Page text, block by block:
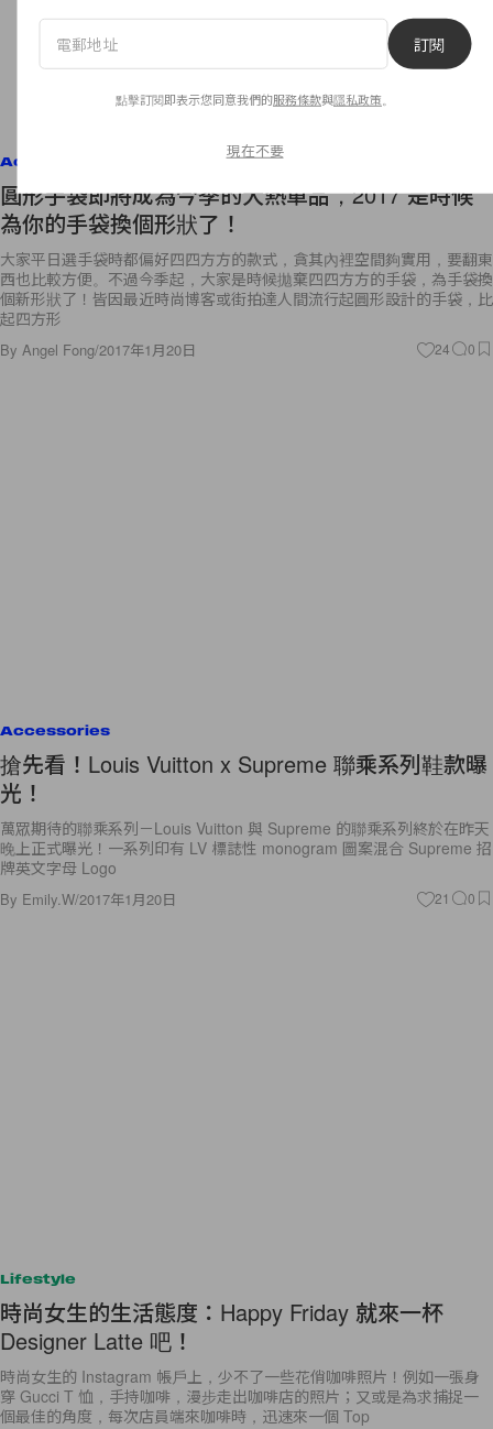
Accessories
圓形手袋即將成為今季的大熱單品，2017 是時候
為你的手袋換個形狀了！
大家平日選手袋時都偏好四四方方的款式，貪其內裡空間夠實用，要翻東
西也比較方便。不過今季起，大家是時候拋棄四四方方的手袋，為手袋換
個新形狀了！皆因最近時尚博客或街拍達人間流行起圓形設計的手袋，比
起四方形
By Angel Fong/2017年1月20日 24 0
Accessories
搶先看！Louis Vuitton x Supreme 聯乘系列鞋款曝
光！
萬眾期待的聯乘系列－Louis Vuitton 與 Supreme 的聯乘系列終於在昨天
晚上正式曝光！一系列印有 LV 標誌性 monogram 圖案混合 Supreme 招
牌英文字母 Logo
By Emily.W/2017年1月20日 21 0
Lifestyle
時尚女生的生活態度：Happy Friday 就來一杯
Designer Latte 吧！
時尚女生的 Instagram 帳戶上，少不了一些花俏咖啡照片！例如一張身
穿 Gucci T 恤，手持咖啡，漫步走出咖啡店的照片；又或是為求捕捉一
個最佳的角度，每次店員端來咖啡時，迅速來一個 Top
訂閱
點擊訂閱即表示您同意我們的服務條款與隱私政策
現在不要